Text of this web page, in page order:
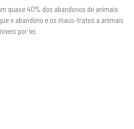
quase 40% dos abandonos de animais
o abandono e os maus-tratos a animais
por lei.